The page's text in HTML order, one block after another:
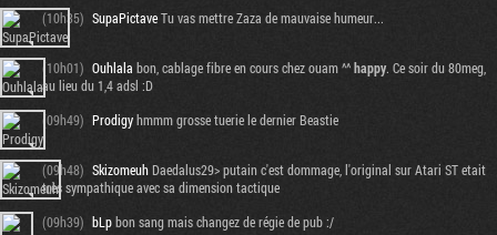
(10h35) SupaPictaveTu vas mettre Zaza de mauvaise humeur...
(10h01) Ouhlala bon, cablage fibre en cours chez ouam ^^happy. Ce soir du 80meg,
au lieu du 1,4 adsl :D
(09h49) Prodigyhmmm grosse tuerie le dernier Beastie
(09h48) SkizomeuhDaedalus29> putain c'est dommage, l'original sur Atari ST etait
très sympathique avec sa dimension tactique
(09h39) bLpbon sang mais changez de régie de pub :/